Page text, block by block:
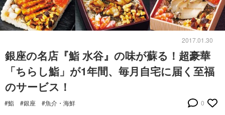
2017.01.30
銀座の名店『鮨 水谷』の味が蘇る！超豪華
「ちらし鮨」が1年間、毎月自宅に届く至福
のサービス！
#鮨 #銀座 #魚介・海鮮 0